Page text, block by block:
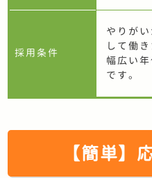
採用条件
やりが
して働
幅広い
です。
【簡単】